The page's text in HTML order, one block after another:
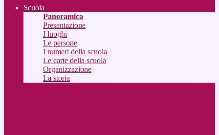
Scuola
Panoramica
Presentazione
I luoghi
Le persone
I numeri della scuola
Le carte della scuola
Organizzazione
La storia